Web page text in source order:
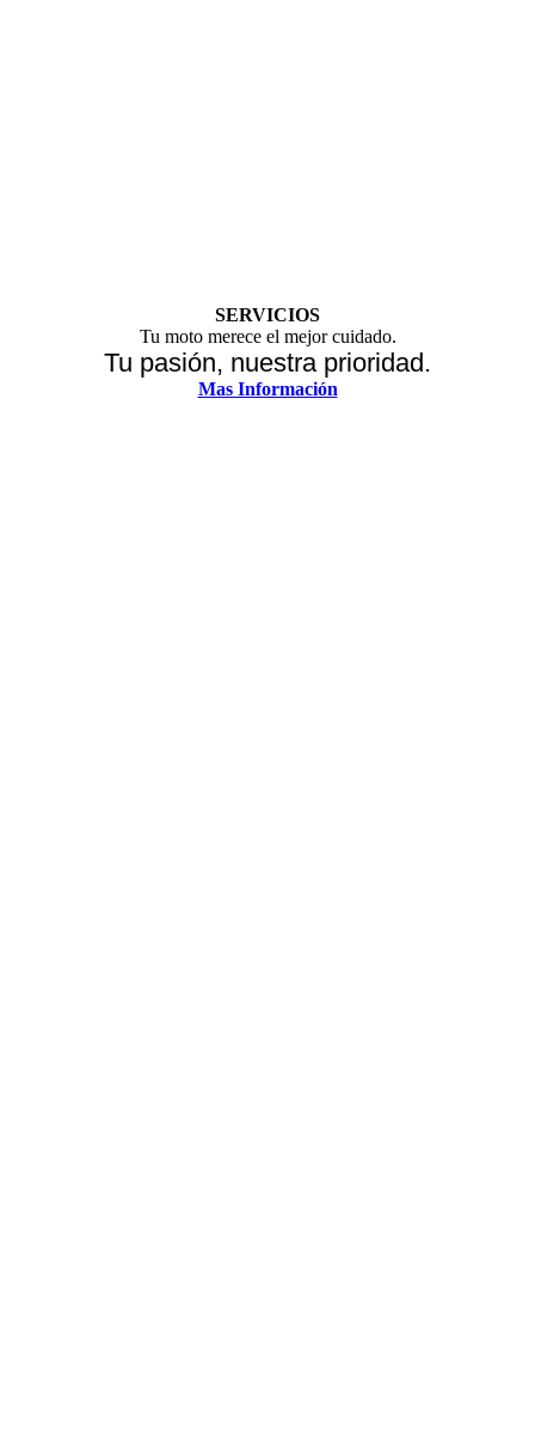
SERVICIOS
Tu moto merece el mejor cuidado.
Tu pasión, nuestra prioridad.
Mas Información